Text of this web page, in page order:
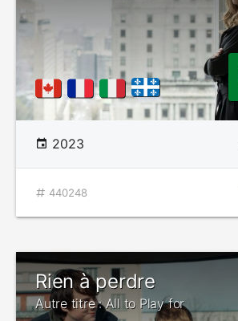
2023
440248
Rien à perdre
Autre titre : All to Play for